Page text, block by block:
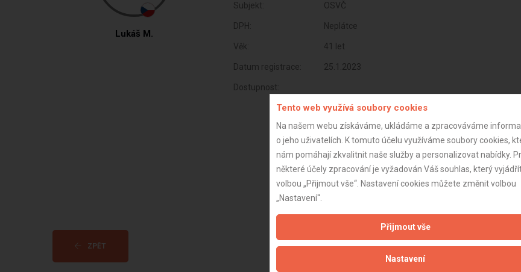
Lukáš M.
Subjekt: OSVČ
DPH: Neplátce
Věk: 41 let
Datum registrace: 25.1.2023
Dostupnost:
ZPĚT Aktualizováno z portálu ARES dne 01.12.2024 23:15:06
Tento web využívá soubory cookies
Na našem webu získáváme, ukládáme a zpracováváme
o jeho uživatelích. K tomuto účelu využíváme soubory cookies,
nám pomáhají zkvalitnit naše služby a personalizovat nabídky.
některé účely zpracování je vyžadován Váš souhlas, který
volbou „Přijmout vše“. Nastavení cookies můžete změnit volbou
„Nastavení“.
Přijmout vše
Nastavení